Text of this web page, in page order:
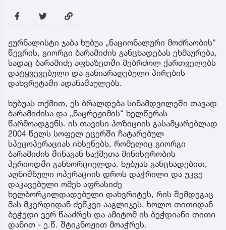
ჟურნალისტი ჯაბა ხუბუა „ნაციონალური მოძრაობის“
წევრის, გიორგი ბარამიძის განცხადებას ეხმაურება,
სადაც ბარამიძე აფხაზეთში მებრძოლ ქართველებს
დატყვევებული და განიარაღებული პირების
დახვრეტაში ადანაშაულებს.
ხუბუას თქმით, ეს ბრალდება სინამდვილეში თავად
ბარამიძისა და „ნაცრეჟიმის“ ხელწერას
წარმოადგენს. ის თავისი პოზიციის გასამყარებლად
2004 წელს სოფელ ეცერში ჩატარებულ
სპეცოპერაციას იხსენებს, რომელიც გიორგი
ბარამიძის შინაგან საქმეთა მინისტრობის
პერიოდში განხორციელდა. ხუბუას განცხადებით,
აღნიშნული ოპერაციის დროს დაჭრილი და უკვე
დაკავებული ომეხ აფრასიძე
ხელბორკილდადებული დახვრიტეს, რის შემდეგაც
მას მკერდიდან ძეწკვი ააგლიჯეს, ხოლო თითიდან
ბეჭედი ვერ წააძრეს და ამიტომ ის ბეჭდიანი თითი
დანით - ე.წ. შტიკნოჟით მოაჭრეს.